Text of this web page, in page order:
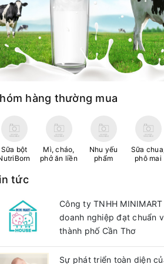
hàng thường mua
Sữa bột
Mì, cháo,
phở ăn liền
Nhu yếu
phẩm
Sữa
phô mai
tức
Công ty TNHH MINIMART
doanh nghiệp đạt chuẩn
thành phố Cần Thơ
Sự phát triển toàn diện